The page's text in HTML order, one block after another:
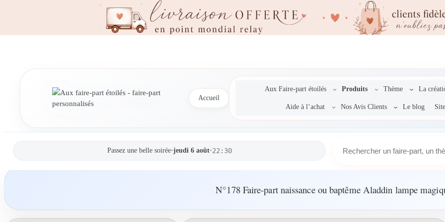
Accueil
Aux Faire-part étoilés Produits Thème La
Aide à l’achat Nos Avis Clients Le blog
Passez une belle soirée•jeudi 6 août•22:30
r
h
N°178 Faire-part naissance ou baptême Aladdin lampe